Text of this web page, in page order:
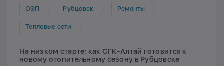
ОЗП Рубцовск Ремонты
Тепловые сети
На низком старте: как СГК-Алтай готовится к
новому отопительному сезону в Рубцовске